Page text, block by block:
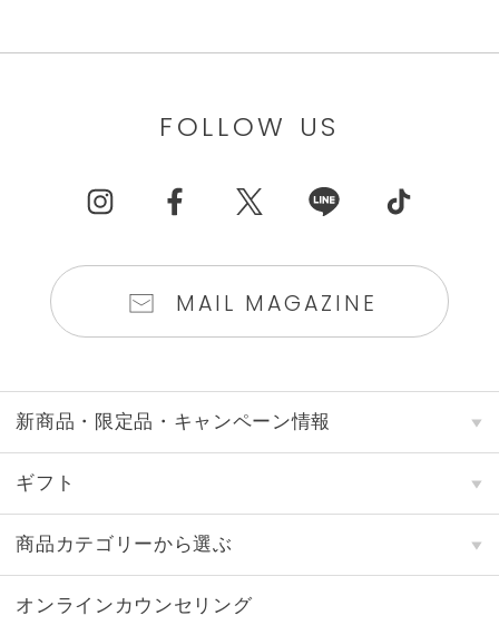
FOLLOW US
MAIL MAGAZINE
新商品・限定品・キャンペーン情報
ギフト
商品カテゴリーから選ぶ
オンラインカウンセリング